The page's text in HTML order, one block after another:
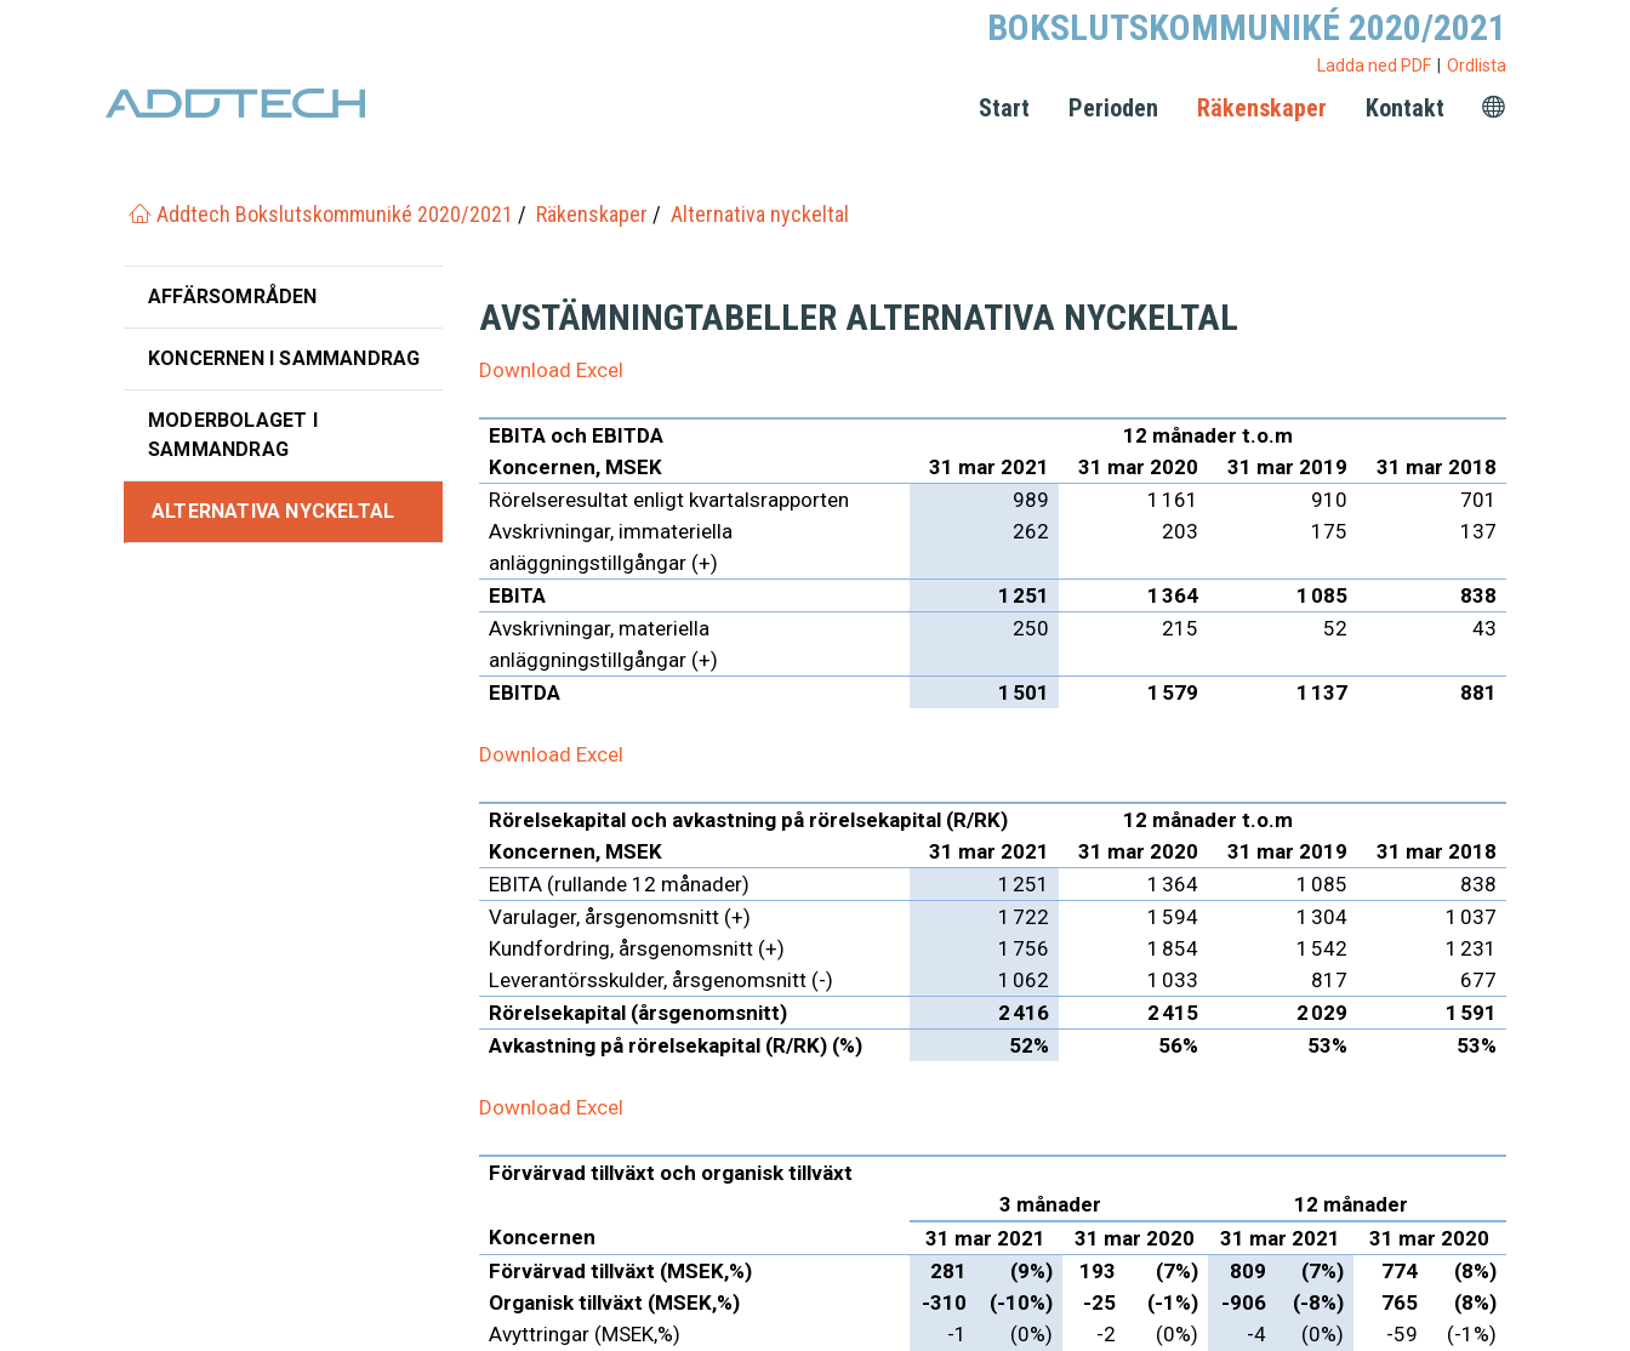
BOKSLUTSKOMMUNIKÉ 2020/2021
Ladda ned PDF Ordlista
Start Perioden Räkenskaper Kontakt
Addtech Bokslutskommuniké 2020/2021 Räkenskaper Alternativa nyckeltal
AVSTÄMNINGTABELLER ALTERNATIVA NYCKELTAL
Download Excel
EBITA och EBITDA
12 månader t.o.m
Koncernen, MSEK
31 mar 2021 31 mar 2020 31 mar 2019
31 mar 2018
Rörelseresultat enligt kvartalsrapporten
989 1 161 910
701
Avskrivningar, immateriella
anläggningstillgångar (+)
262 203 175 137
EBITA 1 251 1 364 1 085
838
Avskrivningar, materiella
anläggningstillgångar (+)
250 215 52 43
EBITDA 1 501 1 579 1 137 881
Download Excel
Rörelsekapital och avkastning på rörelsekapital (R/RK)
12 månader t.o.m
Koncernen, MSEK
31 mar 2021 31 mar 2020 31 mar 2019
31 mar 2018
EBITA (rullande 12 månader)
1 251 1 364 1 085
838
Varulager, årsgenomsnitt (+)
1 722 1 594 1 304
1 037
Kundfordring, årsgenomsnitt (+)
1 756 1 854 1 542
1 231
Leverantörsskulder, årsgenomsnitt (-)
1 062 1 033 817
677
Rörelsekapital (årsgenomsnitt)
2 416 2 415 2 029
1 591
Avkastning på rörelsekapital (R/RK) (%)
52% 56% 53% 53%
Download Excel
Förvärvad tillväxt och organisk tillväxt
3 månader
12 månader
Koncernen
31 mar 2021 31 mar 2020 31 mar 2021
31 mar 2020
Förvärvad tillväxt (MSEK,%)
281 (9%) 193 (7%) 809 (7%) 774
(8%)
Organisk tillväxt (MSEK,%)
-310 (-10%) -25 (-1%) -906 (-8%) 765
(8%)
Avyttringar (MSEK,%)
-1 (0%) -2 (0%) -4 (0%) -59
(-1%)
AFFÄRSOMRÅDEN
KONCERNEN I SAMMANDRAG
MODERBOLAGET I
SAMMANDRAG
ALTERNATIVA NYCKELTAL